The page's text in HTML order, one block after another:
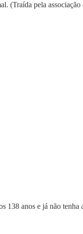
(Traída pela
138 anos e já não